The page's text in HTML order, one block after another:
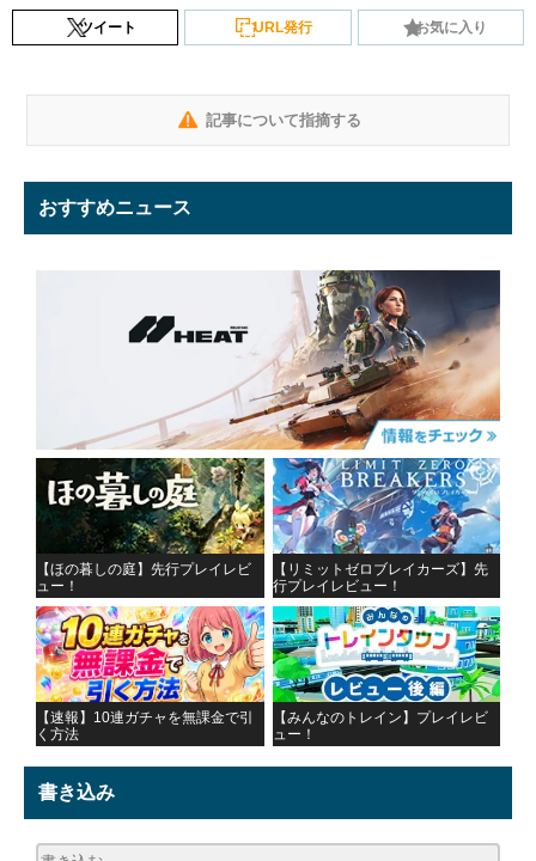
ツイート URL発行 お気に入り
記事について指摘する
おすすめニュース
【ほの暮しの庭】先行プレイレビ
ュー！
【リミットゼロブレイカーズ】先
行プレイレビュー！
【速報】10連ガチャを無課金で引
く方法
【みんなのトレイン】プレイレビ
ュー！
書き込み